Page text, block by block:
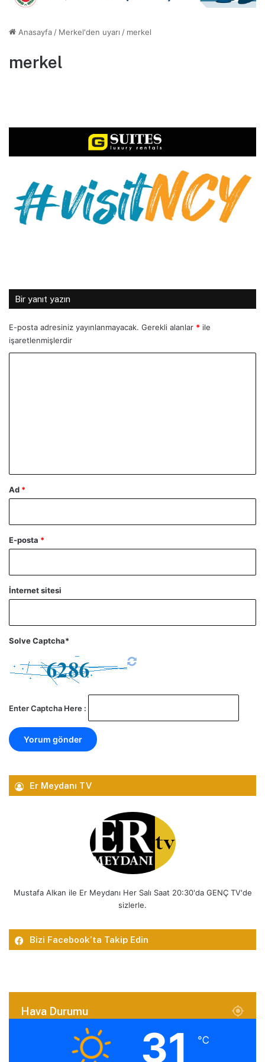
Anasayfa / Merkel'den uyarı / merkel
merkel
Bir yanıt yazın
E-posta adresiniz yayınlanmayacak. Gerekli alanlar * ile
işaretlenmişlerdir
Ad *
E-posta *
İnternet sitesi
Solve Captcha*
Enter Captcha Here :
Er Meydanı TV
Mustafa Alkan ile Er Meydanı Her Salı Saat 20:30'da GENÇ TV'de
sizlerle.
Bizi Facebook’ta Takip Edin
Hava Durumu
31 ℃